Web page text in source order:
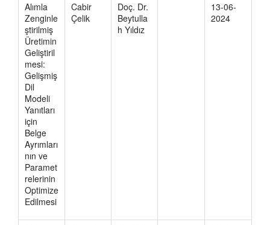
Alımla
Zenginle
ştirilmiş
Üretimin
Geliştiril
mesi:
Gelişmiş
Dil
Modeli
Yanıtları
için
Belge
Ayrımları
nın ve
Paramet
relerinin
Optimize
Edilmesi
Cabir
Çelik
Doç. Dr.
Beytulla
h Yıldız
13-06-
2024